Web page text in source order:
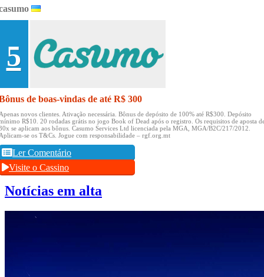
5
de boas-vindas de até R$ 300
novos clientes. Ativação necessária. Bônus de depósito de 100% até R$300. Depósito
R$10. 20 rodadas grátis no jogo Book of Dead após o registro. Os requisitos de aposta
se aplicam aos bônus. Casumo Services Ltd licenciada pela MGA, MGA/B2C/217/2012.
se os T&Cs. Jogue com responsabilidade – rgf.org.mt
Ler Comentário
Visite o Cassino
Notícias em alta